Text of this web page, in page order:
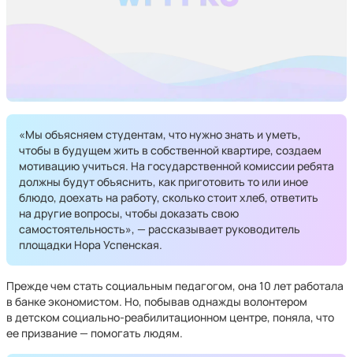
«Мы объясняем студентам, что нужно знать и уметь,
чтобы в будущем жить в собственной квартире, создаем
мотивацию учиться. На государственной комиссии ребята
должны будут объяснить, как приготовить то или иное
блюдо, доехать на работу, сколько стоит хлеб, ответить
на другие вопросы, чтобы доказать свою
самостоятельность», — рассказывает руководитель
площадки Нора Успенская.
Прежде чем стать социальным педагогом, она 10 лет работала
в банке экономистом. Но, побывав однажды волонтером
в детском социально-реабилитационном центре, поняла, что
ее призвание — помогать людям.